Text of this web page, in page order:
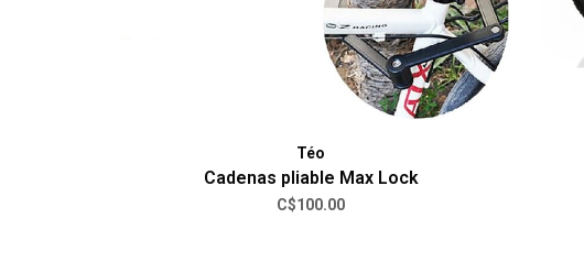
Téo
Cadenas pliable Max Lock
C$100.00